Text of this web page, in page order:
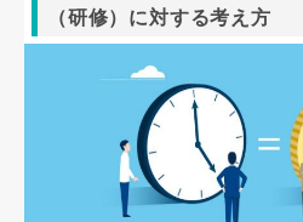
（研修）に対する考え方